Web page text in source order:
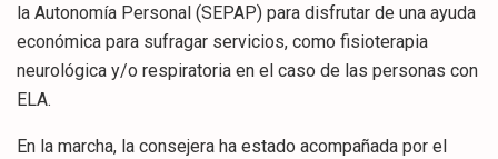
la Autonomía Personal (SEPAP) para disfrutar de una ayuda
económica para sufragar servicios, como fisioterapia
neurológica y/o respiratoria en el caso de las personas con
ELA.
En la marcha, la consejera ha estado acompañada por el